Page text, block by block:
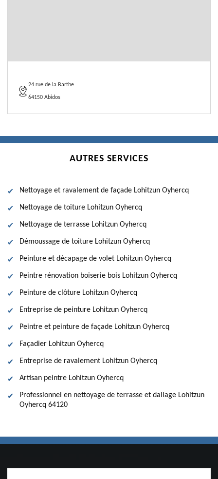
24 rue de la Barthe
64150 Abidos
AUTRES SERVICES
Nettoyage et ravalement de façade Lohitzun Oyhercq
Nettoyage de toiture Lohitzun Oyhercq
Nettoyage de terrasse Lohitzun Oyhercq
Démoussage de toiture Lohitzun Oyhercq
Peinture et décapage de volet Lohitzun Oyhercq
Peintre rénovation boiserie bois Lohitzun Oyhercq
Peinture de clôture Lohitzun Oyhercq
Entreprise de peinture Lohitzun Oyhercq
Peintre et peinture de façade Lohitzun Oyhercq
Façadier Lohitzun Oyhercq
Entreprise de ravalement Lohitzun Oyhercq
Artisan peintre Lohitzun Oyhercq
Professionnel en nettoyage de terrasse et dallage Lohitzun
Oyhercq 64120